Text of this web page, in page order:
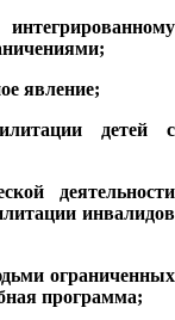
явление;
детей с
деятельности
инвалидов
ограниченных
программа;